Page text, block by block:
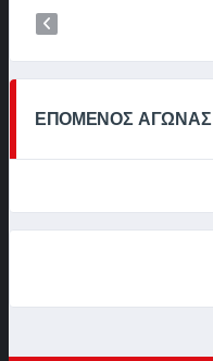
ΕΠΟΜΕΝΟΣ ΑΓΩΝΑΣ